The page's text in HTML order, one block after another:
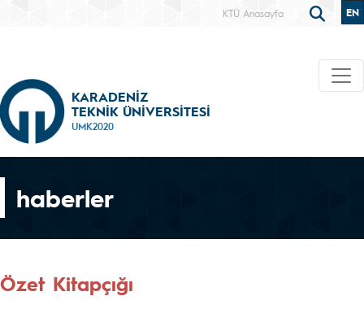
KTÜ Anasayfa EN
KARADENİZ
TEKNİK ÜNİVERSİTESİ
UMK2020
haberler
Özet Kitapçığı